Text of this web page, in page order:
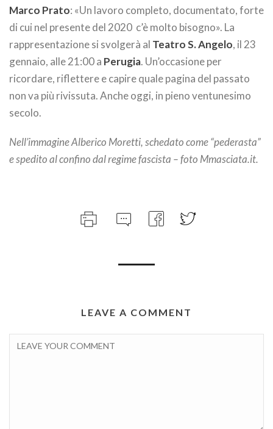
Marco Prato: «Un lavoro completo, documentato, forte
di cui nel presente del 2020 c’è molto bisogno». La
rappresentazione si svolgerà al Teatro S. Angelo, il 23
gennaio, alle 21:00 a Perugia. Un’occasione per
ricordare, riflettere e capire quale pagina del passato
non va più rivissuta. Anche oggi, in pieno ventunesimo
secolo.
Nell’immagine Alberico Moretti, schedato come “pederasta”
e spedito al confino dal regime fascista – foto Mmasciata.it.
LEAVE A COMMENT